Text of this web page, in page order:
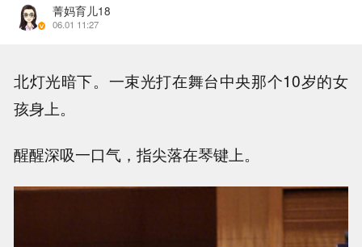
菁妈育儿18
06.01 11:27
北灯光暗下。一束光打在舞台中央那个10岁的女
孩身上。
醒醒深吸一口气，指尖落在琴键上。